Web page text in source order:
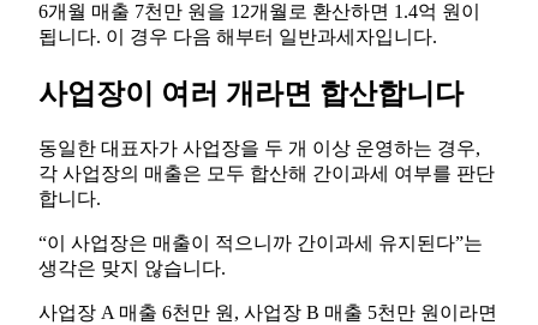
6개월 매출 7천만 원을 12개월로 환산하면 1.4억 원이
됩니다. 이 경우 다음 해부터 일반과세자입니다.
사업장이 여러 개라면 합산합니다
동일한 대표자가 사업장을 두 개 이상 운영하는 경우,
각 사업장의 매출은 모두 합산해 간이과세 여부를 판단
합니다.
“이 사업장은 매출이 적으니까 간이과세 유지된다”는
생각은 맞지 않습니다.
사업장 A 매출 6천만 원, 사업장 B 매출 5천만 원이라면